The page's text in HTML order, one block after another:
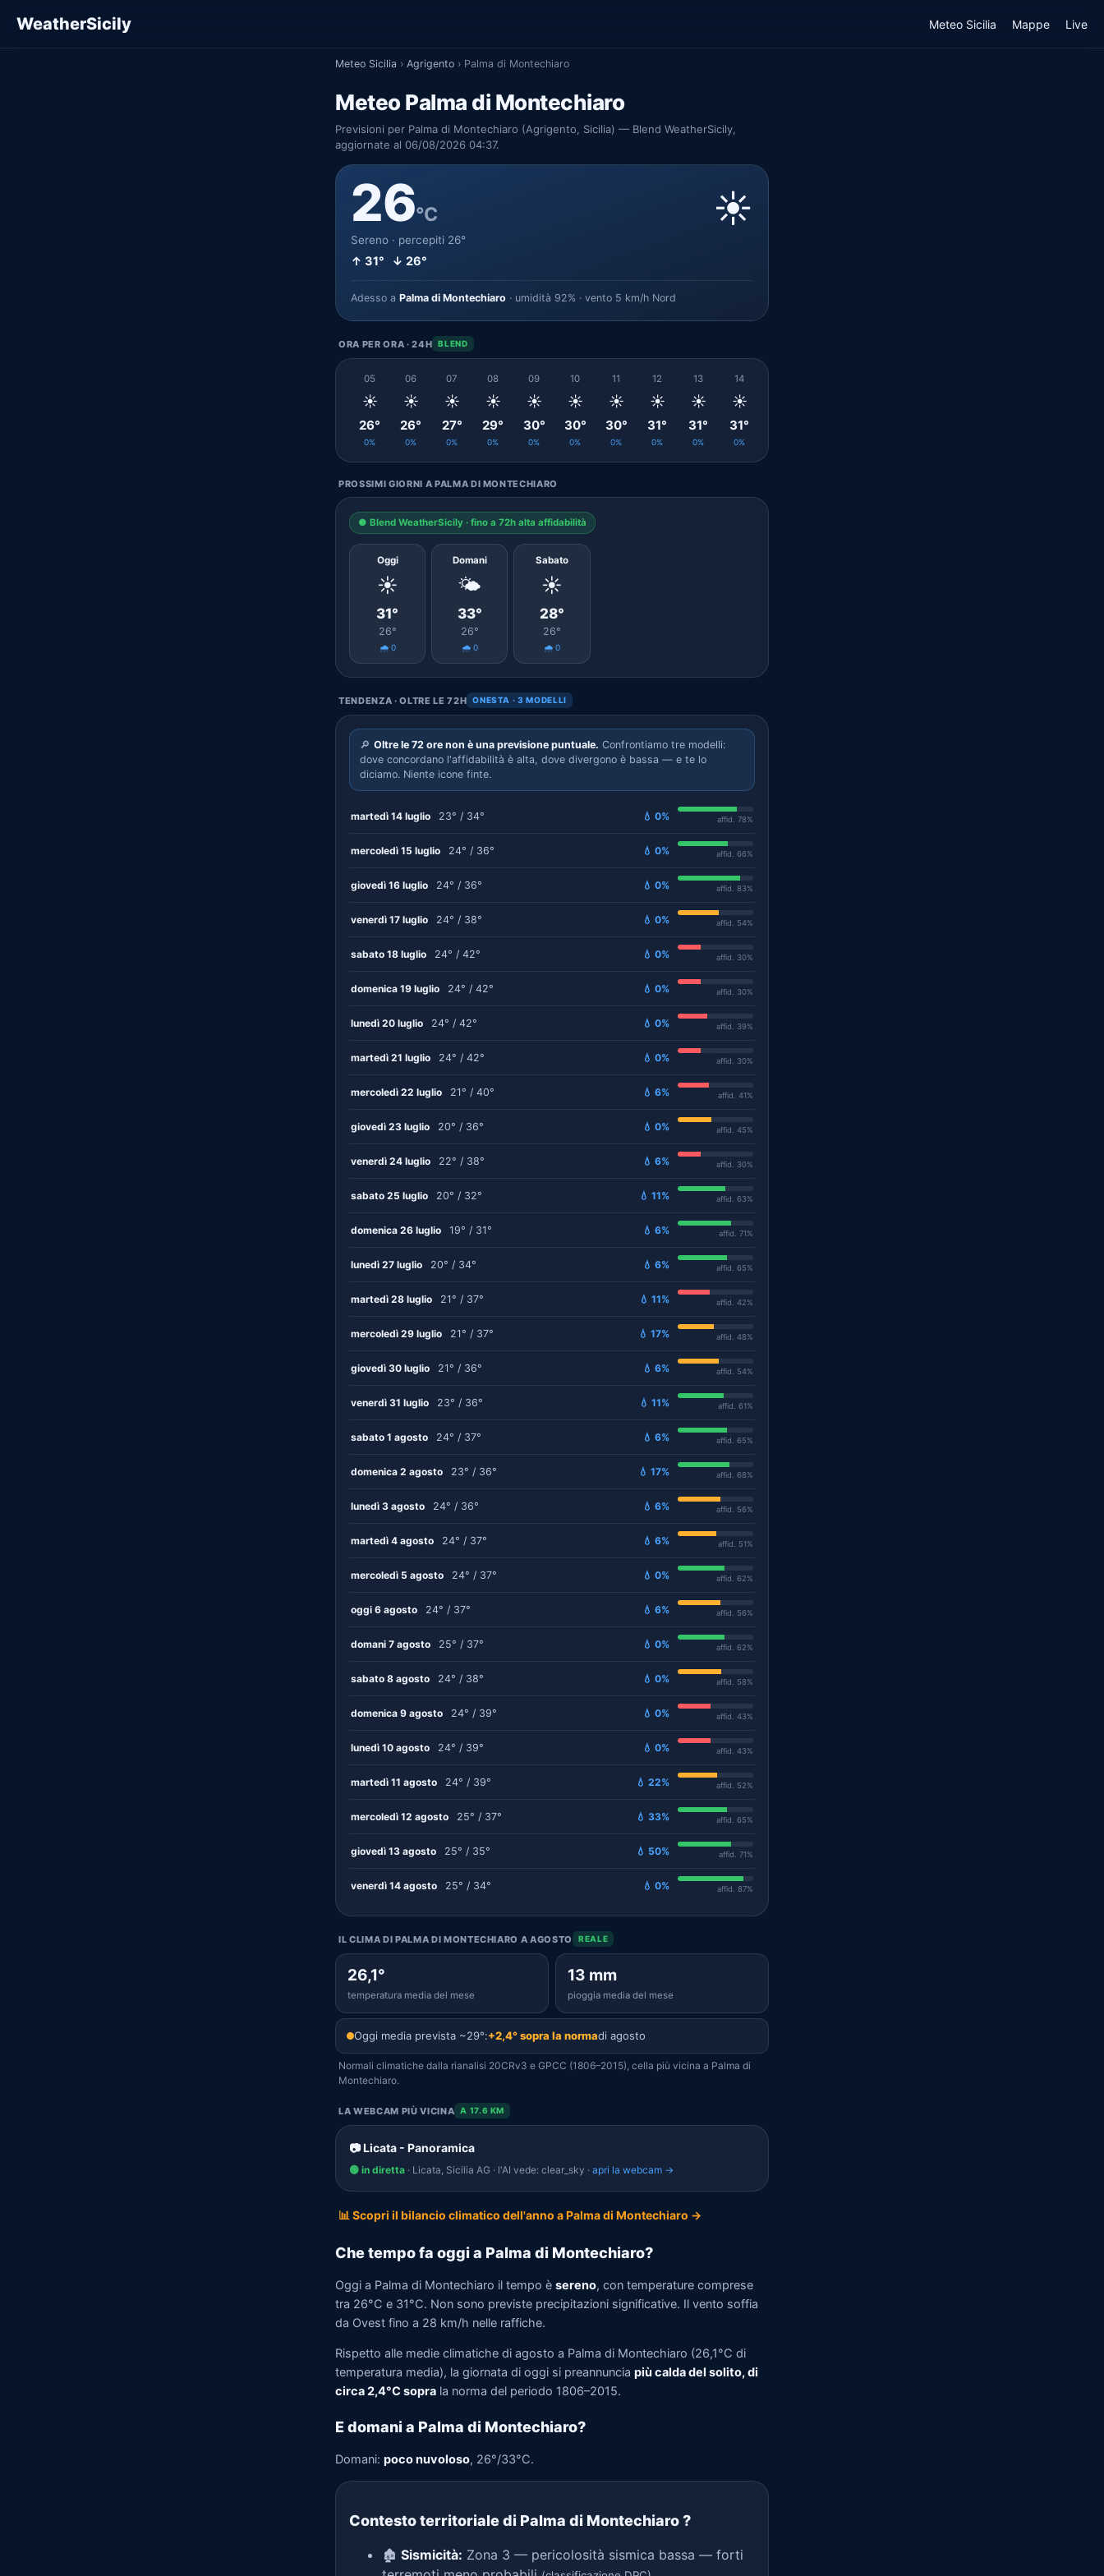
WeatherSicily Meteo Sicilia Mappe Live
Meteo Sicilia › Agrigento › Palma di Montechiaro
Meteo Palma di Montechiaro
Previsioni per Palma di Montechiaro (Agrigento, Sicilia) — Blend WeatherSicily,
aggiornate al 06/08/2026 04:37.
26°C
Sereno · percepiti 26°
↑ 31° ↓ 26°
☀️
Adesso a Palma di Montechiaro · umidità 92% · vento 5 km/h Nord
ORA PER ORA · 24H BLEND
05
☀️
26°
0%
06
☀️
26°
0%
07
☀️
27°
0%
08
☀️
29°
0%
09
☀️
30°
0%
10
☀️
30°
0%
11
☀️
30°
0%
12
☀️
31°
0%
13
☀️
31°
0%
14
☀️
31°
0%
PROSSIMI GIORNI A PALMA DI MONTECHIARO
● Blend WeatherSicily · fino a 72h alta affidabilità
Oggi
☀️
31°
26°
🌧️ 0
Domani
🌤️
33°
26°
🌧️ 0
Sabato
☀️
28°
26°
🌧️ 0
TENDENZA · OLTRE LE 72H ONESTA · 3 MODELLI
🔎 Oltre le 72 ore non è una previsione puntuale. Confrontiamo tre modelli:
dove concordano l'affidabilità è alta, dove divergono è bassa — e te lo
diciamo. Niente icone finte.
martedì 14 luglio 23° / 34° 💧 0% affid. 78%
mercoledì 15 luglio 24° / 36° 💧 0% affid. 66%
giovedì 16 luglio 24° / 36° 💧 0% affid. 83%
venerdì 17 luglio 24° / 38° 💧 0% affid. 54%
sabato 18 luglio 24° / 42° 💧 0% affid. 30%
domenica 19 luglio 24° / 42° 💧 0% affid. 30%
lunedì 20 luglio 24° / 42° 💧 0% affid. 39%
martedì 21 luglio 24° / 42° 💧 0% affid. 30%
mercoledì 22 luglio 21° / 40° 💧 6% affid. 41%
giovedì 23 luglio 20° / 36° 💧 0% affid. 45%
venerdì 24 luglio 22° / 38° 💧 6% affid. 30%
sabato 25 luglio 20° / 32° 💧 11% affid. 63%
domenica 26 luglio 19° / 31° 💧 6% affid. 71%
lunedì 27 luglio 20° / 34° 💧 6% affid. 65%
martedì 28 luglio 21° / 37° 💧 11% affid. 42%
mercoledì 29 luglio 21° / 37° 💧 17% affid. 48%
giovedì 30 luglio 21° / 36° 💧 6% affid. 54%
venerdì 31 luglio 23° / 36° 💧 11% affid. 61%
sabato 1 agosto 24° / 37° 💧 6% affid. 65%
domenica 2 agosto 23° / 36° 💧 17% affid. 68%
lunedì 3 agosto 24° / 36° 💧 6% affid. 56%
martedì 4 agosto 24° / 37° 💧 6% affid. 51%
mercoledì 5 agosto 24° / 37° 💧 0% affid. 62%
oggi 6 agosto 24° / 37° 💧 6% affid. 56%
domani 7 agosto 25° / 37° 💧 0% affid. 62%
sabato 8 agosto 24° / 38° 💧 0% affid. 58%
domenica 9 agosto 24° / 39° 💧 0% affid. 43%
lunedì 10 agosto 24° / 39° 💧 0% affid. 43%
martedì 11 agosto 24° / 39° 💧 22% affid. 52%
mercoledì 12 agosto 25° / 37° 💧 33% affid. 65%
giovedì 13 agosto 25° / 35° 💧 50% affid. 71%
venerdì 14 agosto 25° / 34° 💧 0% affid. 87%
IL CLIMA DI PALMA DI MONTECHIARO A AGOSTO REALE
26,1°
temperatura media del mese
13 mm
pioggia media del mese
Oggi media prevista ~29°:+2,4° sopra la normadi agosto
Normali climatiche dalla rianalisi 20CRv3 e GPCC (1806–2015), cella più vicina a Palma di
Montechiaro.
LA WEBCAM PIÙ VICINA A 17.6 KM
📷 Licata - Panoramica
🟢 in diretta · Licata, Sicilia AG · l'AI vede: clear_sky · apri la webcam →
📊 Scopri il bilancio climatico dell'anno a Palma di Montechiaro →
Che tempo fa oggi a Palma di Montechiaro?
Oggi a Palma di Montechiaro il tempo è sereno, con temperature comprese
tra 26°C e 31°C. Non sono previste precipitazioni significative. Il vento soffia
da Ovest fino a 28 km/h nelle raffiche.
Rispetto alle medie climatiche di agosto a Palma di Montechiaro (26,1°C di
temperatura media), la giornata di oggi si preannuncia più calda del solito, di
circa 2,4°C sopra la norma del periodo 1806–2015.
E domani a Palma di Montechiaro?
Domani: poco nuvoloso, 26°/33°C.
Contesto territoriale di Palma di Montechiaro?
🏚️ Sismicità: Zona 3 — pericolosità sismica bassa — forti